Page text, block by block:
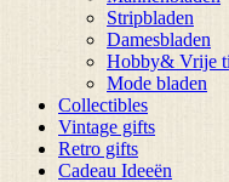
Stripbladen
Damesbladen
Hobby& Vrije
Mode bladen
Collectibles
Vintage gifts
Retro gifts
Cadeau Ideeën